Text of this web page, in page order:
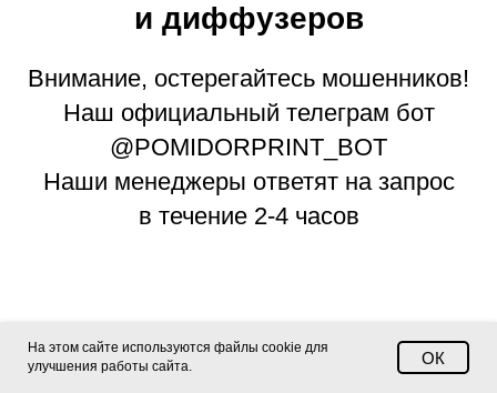
и диффузеров
Внимание, остерегайтесь мошенников!
Наш официальный телеграм бот
@POMIDORPRINT_BOT
Наши менеджеры ответят на запрос
в течение 2-4 часов
На этом сайте используются файлы cookie для
улучшения работы сайта.
ОК